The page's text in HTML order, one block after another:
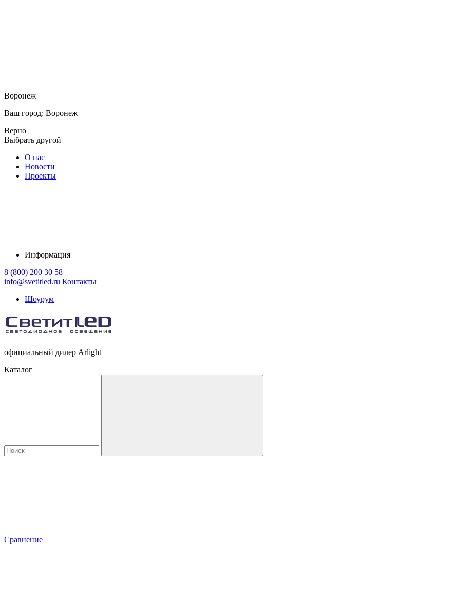
Воронеж
Ваш город: Воронеж
Верно
Выбрать другой
О нас
Новости
Проекты
Информация
8 (800) 200 30 58
info@svetitled.ru Контакты
Шоурум
официальный дилер Arlight
Каталог
Сравнение